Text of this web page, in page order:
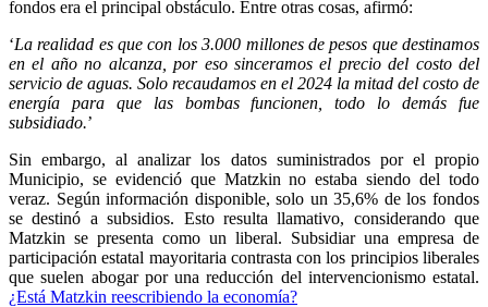
fondos era el principal obstáculo. Entre otras cosas, afirmó:
‘La realidad es que con los 3.000 millones de pesos que destinamos
en el año no alcanza, por eso sinceramos el precio del costo del
servicio de aguas. Solo recaudamos en el 2024 la mitad del costo de
energía para que las bombas funcionen, todo lo demás fue
subsidiado.’
Sin embargo, al analizar los datos suministrados por el propio
Municipio, se evidenció que Matzkin no estaba siendo del todo
veraz. Según información disponible, solo un 35,6% de los fondos
se destinó a subsidios. Esto resulta llamativo, considerando que
Matzkin se presenta como un liberal. Subsidiar una empresa de
participación estatal mayoritaria contrasta con los principios liberales
que suelen abogar por una reducción del intervencionismo estatal.
¿Está Matzkin reescribiendo la economía?